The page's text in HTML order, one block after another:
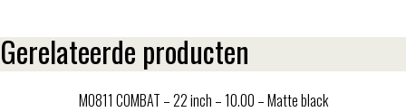
Gerelateerde producten
MO811 COMBAT – 22 inch – 10.00 – Matte black